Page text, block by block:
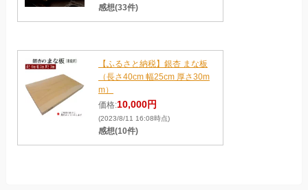
感想(33件)
【ふるさと納税】銀杏 まな板
（長さ40cm 幅25cm 厚さ30m
m）
価格:10,000円
(2023/8/11 16:08時点)
感想(10件)